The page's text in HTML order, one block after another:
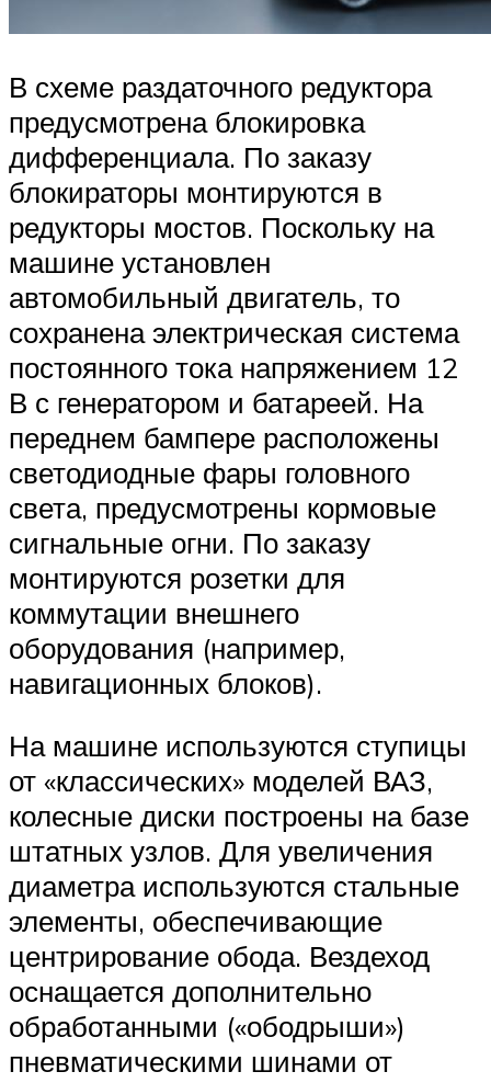
В схеме раздаточного редуктора
предусмотрена блокировка
дифференциала. По заказу
блокираторы монтируются в
редукторы мостов. Поскольку на
машине установлен
автомобильный двигатель, то
сохранена электрическая система
постоянного тока напряжением 12
В с генератором и батареей. На
переднем бампере расположены
светодиодные фары головного
света, предусмотрены кормовые
сигнальные огни. По заказу
монтируются розетки для
коммутации внешнего
оборудования (например,
навигационных блоков).
На машине используются ступицы
от «классических» моделей ВАЗ,
колесные диски построены на базе
штатных узлов. Для увеличения
диаметра используются стальные
элементы, обеспечивающие
центрирование обода. Вездеход
оснащается дополнительно
обработанными («ободрыши»)
пневматическими шинами от